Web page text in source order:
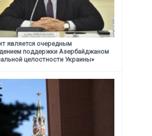
является очередным
поддержки Азербайджаном
целостности Украины»